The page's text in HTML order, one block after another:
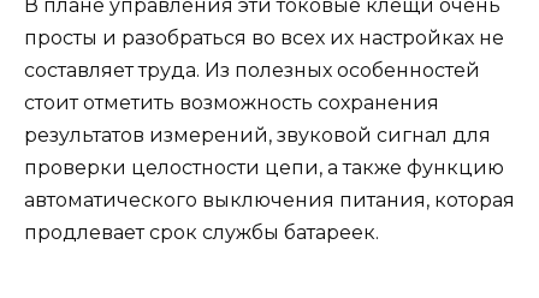
В плане управления эти токовые клещи очень
просты и разобраться во всех их настройках не
составляет труда. Из полезных особенностей
стоит отметить возможность сохранения
результатов измерений, звуковой сигнал для
проверки целостности цепи, а также функцию
автоматического выключения питания, которая
продлевает срок службы батареек.